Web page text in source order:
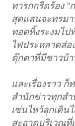
ทารกกรีดร้อง “
สุดแสนจะทรม
ทอดทิ้งระงมไป
ไฟประหลาดส่อ
ตุ๊กตาที่มีชาวบ้
และเรื่องราว
สำนักข่าวทุกส
เซ่นไหว้ลุกเดิน
สะอาดบริเวณ